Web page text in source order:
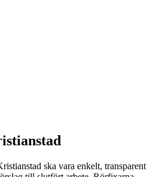
ska vara enkelt, transparent